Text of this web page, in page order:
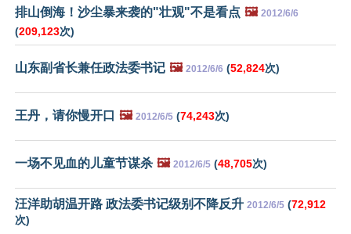
排山倒海！沙尘暴来袭的"壮观"不是看点 🖼️ 2012/6/6
(209,123次)
山东副省长兼任政法委书记 🖼️ 2012/6/6 (52,824次)
王丹，请你慢开口 🖼️ 2012/6/5 (74,243次)
一场不见血的儿童节谋杀 🖼️ 2012/6/5 (48,705次)
汪洋助胡温开路 政法委书记级别不降反升 2012/6/5 (72,912
次)